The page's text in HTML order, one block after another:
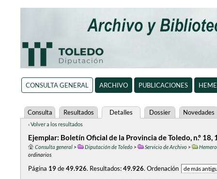
CONSULTA GENERAL ARCHIVO PUBLICACIONES
Consulta Resultados Detalles Dossier Novedades
‹ Volver a los resultados
Ejemplar: Boletín Oficial de la Provincia de Toledo, n.º
Consulta general> Diputación de Toledo> Servicio de Archivo>
ordinarios
Página 19de49.926. Resultados:49.926. Ordenación